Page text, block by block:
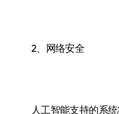
2、网络安全
人工智能支持的系统